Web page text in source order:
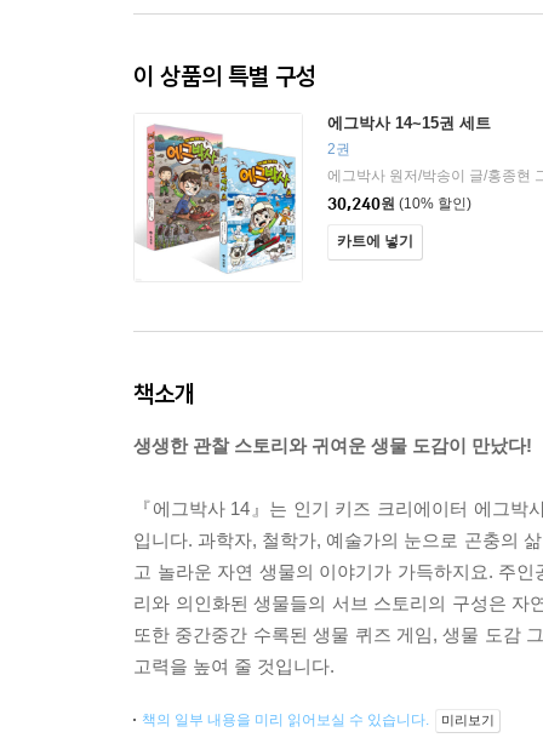
이 상품의 특별 구성
에그박사 14~15권 세트
2권
에그박사 원저/박송이 글/홍종현
30,240원 (10% 할인)
카트에 넣기
책소개
생생한 관찰 스토리와 귀여운 생물 도감이 만났다!
『에그박사 14』는 인기 키즈 크리에이터 에그
입니다. 과학자, 철학가, 예술가의 눈으로 곤충의
고 놀라운 자연 생물의 이야기가 가득하지요. 주
리와 의인화된 생물들의 서브 스토리의 구성은
또한 중간중간 수록된 생물 퀴즈 게임, 생물 도감
고력을 높여 줄 것입니다.
책의 일부 내용을 미리 읽어보실 수 있습니다. 미리보기